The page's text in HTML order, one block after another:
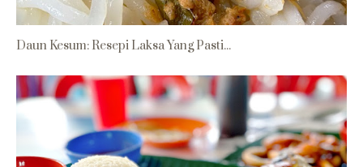
Daun Kesum: Resepi Laksa Yang Pasti...